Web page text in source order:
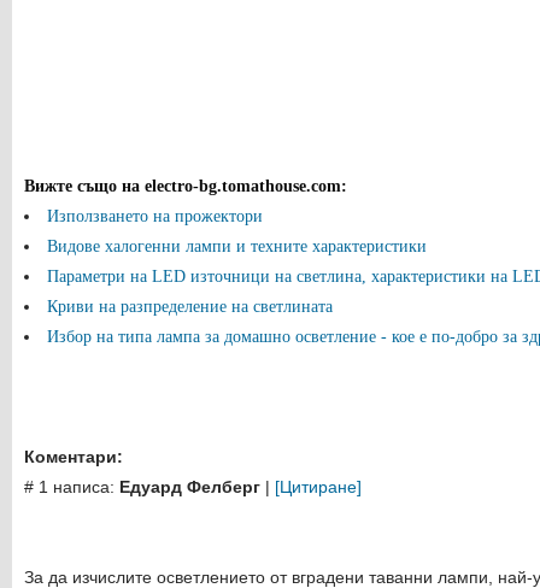
Вижте също на electro-bg.tomathouse.com:
Използването на прожектори
Видове халогенни лампи и техните характеристики
Параметри на LED източници на светлина, характеристики на
Криви на разпределение на светлината
Избор на типа лампа за домашно осветление - кое е по-добро за
Коментари:
# 1 написа: Едуард Фелберг | [Цитиране]
За да изчислите осветлението от вградени таванни лампи, най-